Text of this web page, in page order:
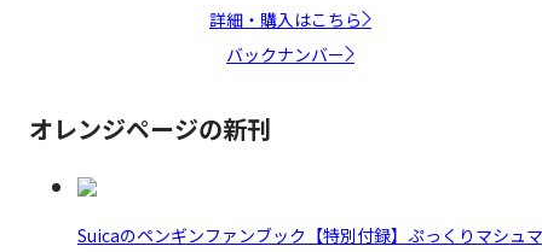
詳細・購入はこちら
バックナンバー
オレンジページの新刊
Suicaのペンギンファンブック【特別付録】ぷっくりマシュマ